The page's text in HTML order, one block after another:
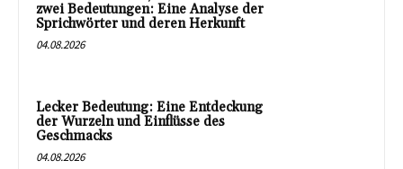
zwei Bedeutungen: Eine Analyse der
Sprichwörter und deren Herkunft
04.08.2026
Lecker Bedeutung: Eine Entdeckung
der Wurzeln und Einflüsse des
Geschmacks
04.08.2026